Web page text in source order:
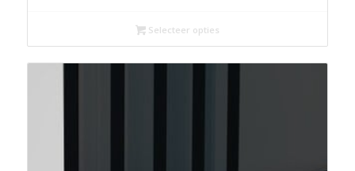
Selecteer opties